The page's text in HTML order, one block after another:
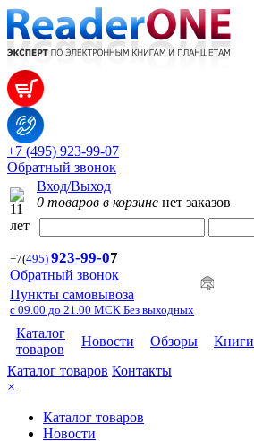
+7 (495) 923-99-07
Обратный звонок
Вход/Выход
0 товаров в корзине нет заказов
+7(495) 923-99-07
Обратный звонок
Пункты самовывоза
с 09.00 до 21.00 МСК Без выходных
Каталог
товаров
Новости Обзоры Книги
Каталог товаров Контакты
×
Каталог товаров
Новости